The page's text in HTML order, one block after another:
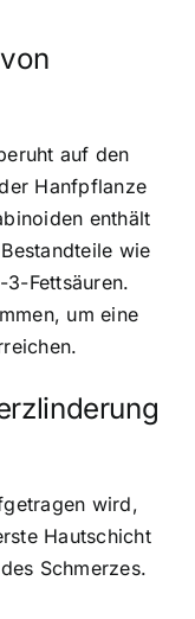
auf den
Hanfpflanze
enthält
wie
Fettsäuren.
um eine
wird,
Hautschicht
Schmerzes.